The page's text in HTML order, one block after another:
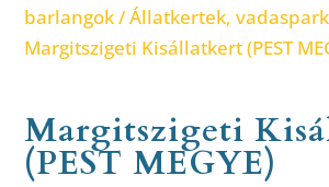
barlangok/Állatkertek,
Margitszigeti Kisállatkert (PEST
Margitszigeti
(PEST MEGYE)